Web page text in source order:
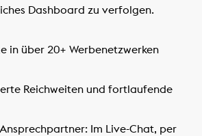
Dashboard zu verfolgen.
in über 20+ Werbenetzwerken
Reichweiten und fortlaufende
Im Live-Chat, per